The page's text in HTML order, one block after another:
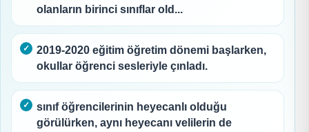
olanların birinci sınıflar old...
2019-2020 eğitim öğretim dönemi başlarken,
okullar öğrenci sesleriyle çınladı.
sınıf öğrencilerinin heyecanlı olduğu
görülürken, aynı heyecanı velilerin de